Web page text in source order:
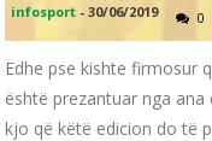
infosport -30/06/2019 0
Edhe pse kishte firmosur
është prezantuar nga
kjo që këtë edicion do të